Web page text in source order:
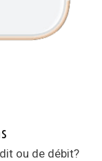
ou de débit?